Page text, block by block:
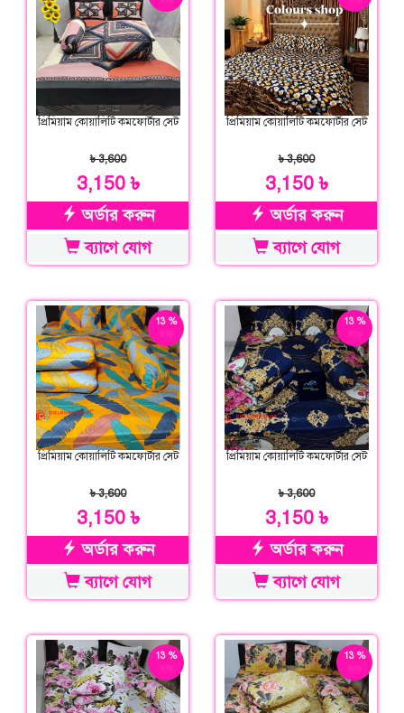
প্রিমিয়াম কোয়ালিটি কমফোর্টার সেট
৳ 3,600
3,150 ৳
অর্ডার করুন
ব্যাগে যোগ
প্রিমিয়াম কোয়ালিটি কমফোর্টার সেট
৳ 3,600
3,150 ৳
অর্ডার করুন
ব্যাগে যোগ
13 %
প্রিমিয়াম কোয়ালিটি কমফোর্টার সেট
৳ 3,600
3,150 ৳
অর্ডার করুন
ব্যাগে যোগ
13 %
প্রিমিয়াম কোয়ালিটি কমফোর্টার সেট
৳ 3,600
3,150 ৳
অর্ডার করুন
ব্যাগে যোগ
13 %
13 %